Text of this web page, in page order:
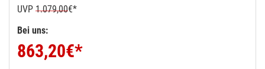
UVP 1.079,00€*
Bei uns:
863,20€*